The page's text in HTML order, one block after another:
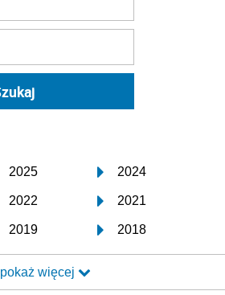
2025 2024
2022 2021
2019 2018
2016 2015
2013 2012
pokaż więcej